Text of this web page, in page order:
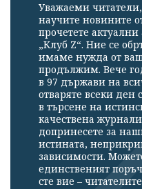
Уважаеми
научите новините
прочетете
„Клуб Z“. Ние се
имаме нужда от
продължим. Вече
в 97 държави на
отваряте всеки ден
в търсене на
качествена
допринесете за
истината,
зависимости.
единственият
сте вие –